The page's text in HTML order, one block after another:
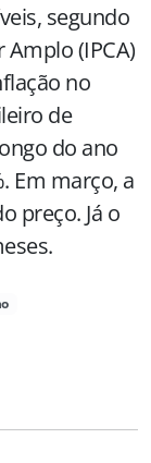
segundo
(IPCA)
no
de
do ano
Em março, a
preço. Já o